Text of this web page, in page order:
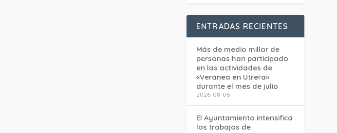
ENTRADAS RECIENTES
Más de medio millar de
personas han participado
en las actividades de
«Veranea en Utrera»
durante el mes de julio
2026-08-06
El Ayuntamiento intensifica
los trabajos de